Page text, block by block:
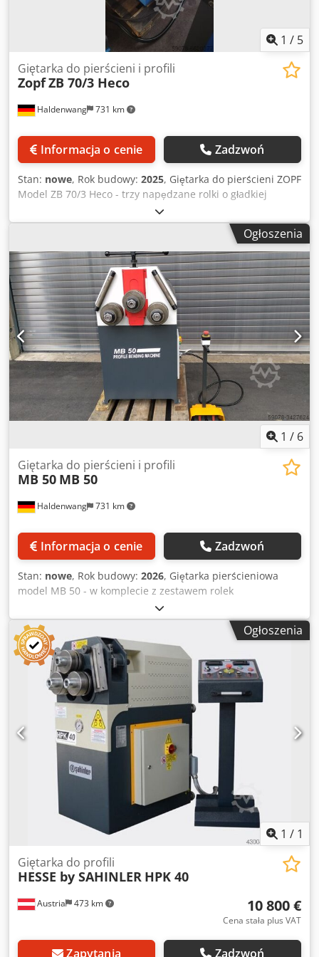
1 / 5
Haldenwang 731 km
Giętarka do pierścieni i profili
ZopfZB 70/3 Heco
Informacja o cenie Zadzwoń
Stan: nowe, Rok budowy: 2025, Giętarka do pierścieni ZOPF
Model ZB 70/3 Heco - trzy napędzane rolki o gładkiej
powierzchni - hydrauliczny posuw górnej rolki - pozycja
robocza pozioma i pionowa - wyświetlacz cyfrowy z funkcją
pamięci - Łożyskowanie wałów za pomocą łożysk
stożkowych - Zastosowanie wymiennych szyn ślizgowych
na wózku prowadzącym - Średnica wałka 152/162 mm -
Średnica wałka 40 mm - Obroty wału 8,5 obr/min - Silnik
napędowy 1,1 kW - Siła nacisku siłownika hydraulicznego
80 kN Cjdehmbh Hepfx Ahlerf - Zdolność gięcia do 60x10
mm na krawędzi - Rura okrągła do 70x2 mm - Kątownik
50x50x6 mm - Materiał pełny 35 mm - Waga 490 kg - Kolor
RAL5012 / RAL7015
Ogłoszenia
1 / 6
Haldenwang 731 km
Giętarka do pierścieni i profili
MB 50 MB 50
Informacja o cenie Zadzwoń
Stan: nowe, Rok budowy: 2026, Giętarka pierścieniowa
model MB 50 - w komplecie z zestawem rolek
standardowych - i pedał nożny - posuw mechaniczny rolki
dociskowej Cedpfxsdkxlke Ahljrf - dwa napędzane wałki -
można stosować w poziomie i w pionie - zdolność do gięcia
do 60x10 mm na krawędzi - rura okrągła do 60 x 3,6 mm -
kątownik 50x50x6 mm - Materiał pełny 35 mm - Silnik
napędowy 1,5 kw 400 V 3 fazy - Obroty wału 4,5 obr/min -
Średnica wału 50 mm - Waga 325 kg
Ogłoszenia
1 / 1
Austria 473 km
Giętarka do profili
HESSE by SAHINLER HPK 40
10 800 €
Cena stała plus VAT
Zapytania Zadzwoń